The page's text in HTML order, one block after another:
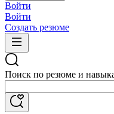
Войти
Войти
Создать резюме
Поиск по резюме и